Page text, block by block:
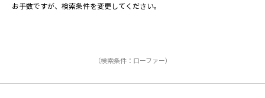
お手数ですが、検索条件を変更してください。
（検索条件：ローファー）